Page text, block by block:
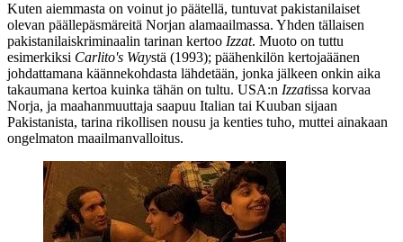
Kuten aiemmasta on voinut jo päätellä, tuntuvat pakistanilaiset
olevan päällepäsmäreitä Norjan alamaailmassa. Yhden tällaisen
pakistanilaiskriminaalin tarinan kertoo Izzat. Muoto on tuttu
esimerkiksi Carlito's Waystä (1993); päähenkilön kertojaäänen
johdattamana käännekohdasta lähdetään, jonka jälkeen onkin aika
takaumana kertoa kuinka tähän on tultu. USA:n Izzatissa korvaa
Norja, ja maahanmuuttaja saapuu Italian tai Kuuban sijaan
Pakistanista, tarina rikollisen nousu ja kenties tuho, muttei ainakaan
ongelmaton maailmanvalloitus.